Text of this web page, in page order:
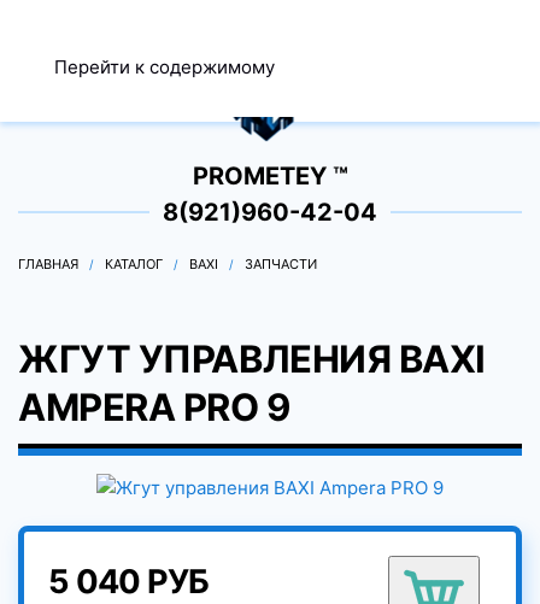
Перейти к содержимому
0
PROMETEY ™
8(921)960-42-04
ГЛАВНАЯ КАТАЛОГ BAXI ЗАПЧАСТИ
ЖГУТ УПРАВЛЕНИЯ BAXI
AMPERA PRO 9
5 040 РУБ